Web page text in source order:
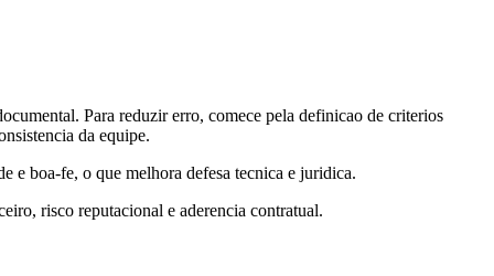
Para reduzir erro, comece pela definicao de criterios
da equipe.
e boa-fe, o que melhora defesa tecnica e juridica.
risco reputacional e aderencia contratual.